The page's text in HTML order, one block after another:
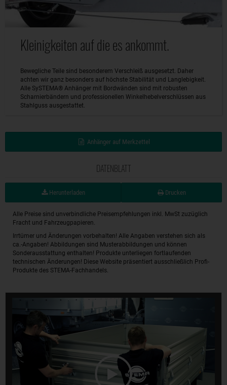
Kleinigkeiten auf die es ankommt.
Bewegliche Teile sind besonderem Verschleiß ausgesetzt. Daher
achten wir ganz besonders auf höchste Stabilität und Langlebigkeit.
Alle SySTEMA® Anhänger mit Bordwänden sind mit robusten
Scharnierbändern und professionellen Winkelhebelverschlüssen aus
Stahlguss ausgestattet.
Anhänger auf Merkzettel
DATENBLATT
Herunterladen Drucken
Alle Preise sind unverbindliche Preisempfehlungen inkl. MwSt zuzüglich
Fracht und Fahrzeugpapieren.
Irrtümer und Änderungen vorbehalten! Alle Angaben verstehen sich als
ca.-Angaben! Abbildungen sind Musterabbildungen und können
Sonderausstattung enthalten! Produkte unterliegen fortlaufenden
technischen Änderungen! Diese Website präsentiert ausschließlich Profi-
Produkte des STEMA-Fachhandels.